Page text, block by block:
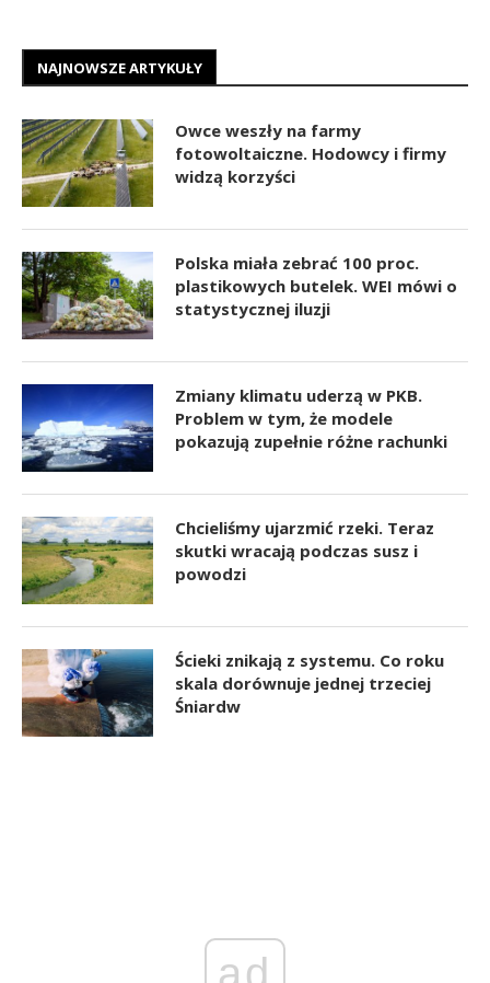
NAJNOWSZE ARTYKUŁY
Owce weszły na farmy
fotowoltaiczne. Hodowcy i firmy
widzą korzyści
Polska miała zebrać 100 proc.
plastikowych butelek. WEI mówi o
statystycznej iluzji
Zmiany klimatu uderzą w PKB.
Problem w tym, że modele
pokazują zupełnie różne rachunki
Chcieliśmy ujarzmić rzeki. Teraz
skutki wracają podczas susz i
powodzi
Ścieki znikają z systemu. Co roku
skala dorównuje jednej trzeciej
Śniardw
ad